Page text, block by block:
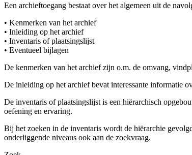
Een archieftoegang bestaat over het algemeen uit de
• Kenmerken van het archief
• Inleiding op het archief
• Inventaris of plaatsingslijst
• Eventueel bijlagen
De kenmerken van het archief zijn o.m. de omvang,
De inleiding op het archief bevat interessante informatie
De inventaris of plaatsingslijst is een hiërarchisch
oefening en ervaring.
Bij het zoeken in de inventaris wordt de hiërarchie
onderliggende niveaus ook aan de zoekvraag.